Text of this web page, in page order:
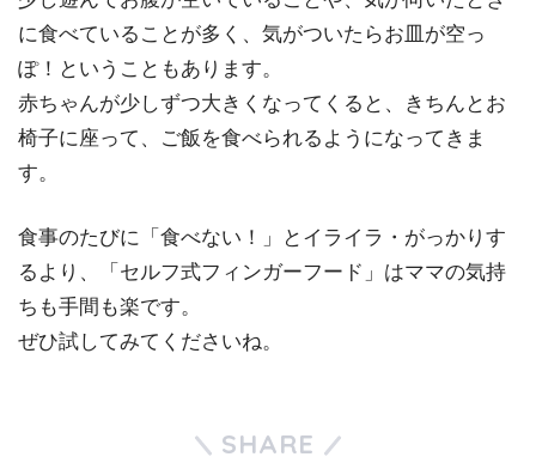
に食べていることが多く、気がついたらお皿が空っ
ぽ！ということもあります。
赤ちゃんが少しずつ大きくなってくると、きちんとお
椅子に座って、ご飯を食べられるようになってきま
す。
食事のたびに「食べない！」とイライラ・がっかりす
るより、「セルフ式フィンガーフード」はママの気持
ちも手間も楽です。
ぜひ試してみてくださいね。
SHARE